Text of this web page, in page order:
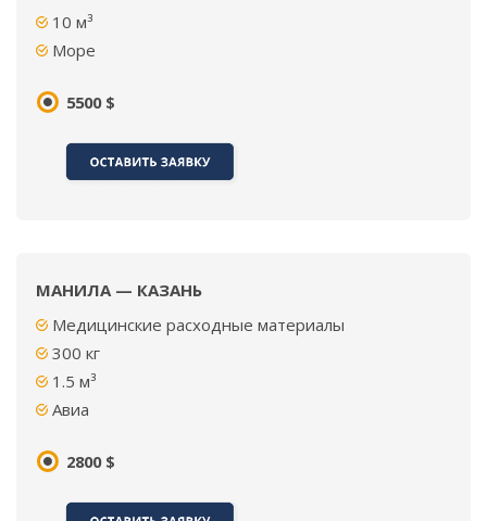
10 м³
Море
5500 $
МАНИЛА — КАЗАНЬ
Медицинские расходные материалы
300 кг
1.5 м³
Авиа
2800 $